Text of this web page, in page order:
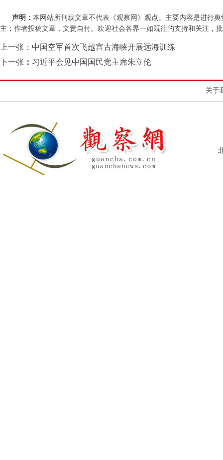
声明： 本网站所刊载文章不代表《观察网》观点。主要内容是进行
主；作者投稿文章，文责自付。欢迎社会各界一如既往的支持和关注，批
上一张： 中国空军首次飞越宫古海峡开展远海训练
下一张 ： 习近平会见中国国民党主席朱立伦
关于